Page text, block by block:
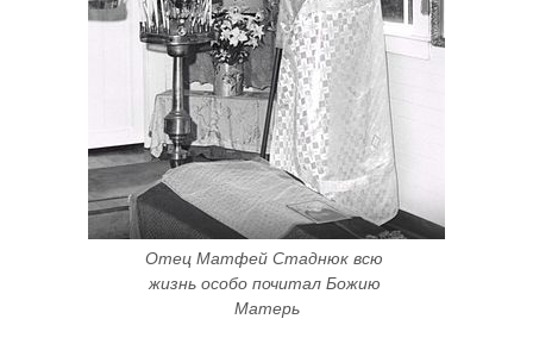
Отец Матфей Стаднюк всю
жизнь особо почитал Божию
Матерь